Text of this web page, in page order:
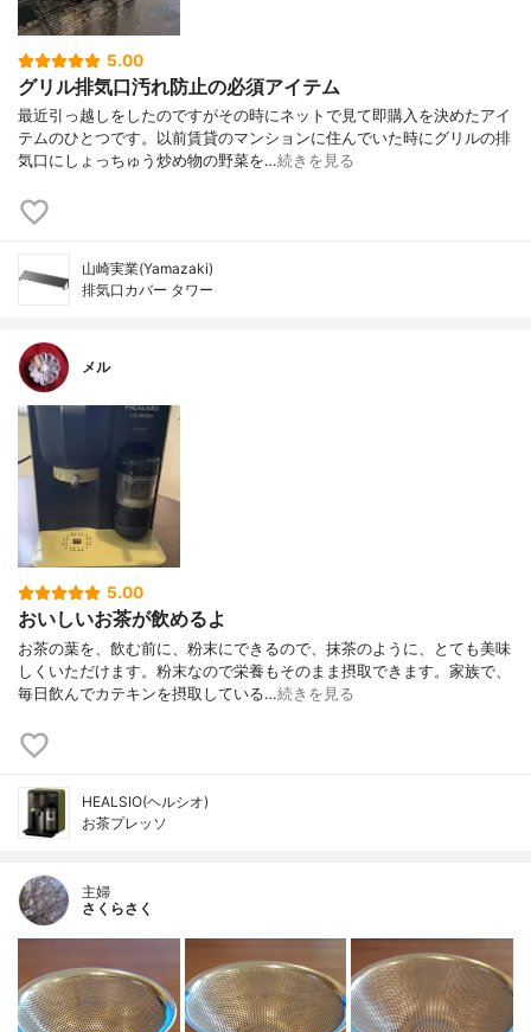
5.00
グリル排気口汚れ防止の必須アイテム
最近引っ越しをしたのですがその時にネットで見て即購入を決めたアイ
テムのひとつです。以前賃貸のマンションに住んでいた時にグリルの排
気口にしょっちゅう炒め物の野菜を…続きを見る
山崎実業(Yamazaki)
排気口カバー タワー
メル
5.00
おいしいお茶が飲めるよ
お茶の葉を、飲む前に、粉末にできるので、抹茶のように、とても美味
しくいただけます。粉末なので栄養もそのまま摂取できます。家族で、
毎日飲んでカテキンを摂取している…続きを見る
HEALSIO(ヘルシオ)
お茶プレッソ
主婦
さくらさく